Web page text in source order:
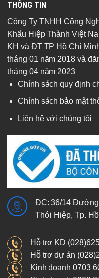
THÔNG TIN
Công Ty TNHH Công
Khẩu Hiệp Thành Việt
KH và ĐT TP Hồ Chí
tháng 01 năm 2018 và
tháng 04 năm 2023
Chính sách quy định
Chính sách bảo mật
Liên hệ với chúng tôi
ĐC: 36/14 Đường
Thới Hiệp, Tp.
Hỗ trợ KD
Hỗ trợ dự án
Kinh doanh 0703